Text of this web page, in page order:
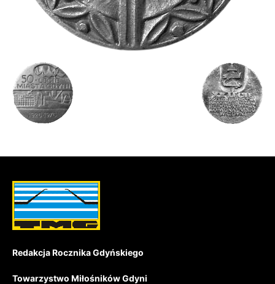
Redakcja Rocznika Gdyńskiego
Towarzystwo Miłośników Gdyni